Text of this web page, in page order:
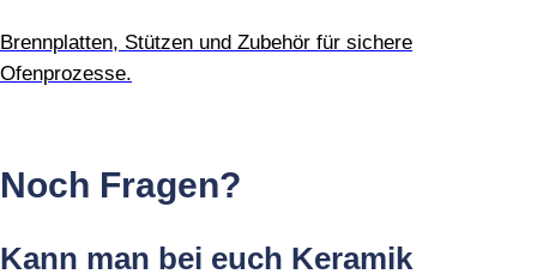
Brennplatten, Stützen und Zubehör für sichere
Ofenprozesse.
Noch Fragen?
Kann man bei euch Keramik